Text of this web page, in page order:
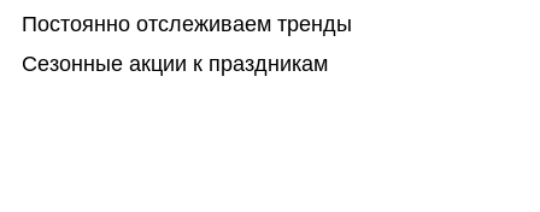
Постоянно отслеживаем тренды
Сезонные акции к праздникам